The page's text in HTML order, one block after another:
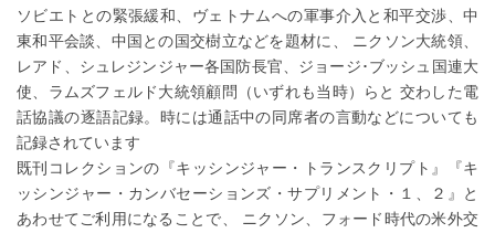
ソビエトとの緊張緩和、ヴェトナムへの軍事介入と和平交渉、中
東和平会談、中国との国交樹立などを題材に、 ニクソン大統領、
レアド、シュレジンジャー各国防長官、ジョージ･ブッシュ国連大
使、ラムズフェルド大統領顧問（いずれも当時）らと 交わした電
話協議の逐語記録。時には通話中の同席者の言動などについても
記録されています
既刊コレクションの『キッシンジャー・トランスクリプト』『キ
ッシンジャー・カンバセーションズ・サプリメント・１、２』と
あわせてご利用になることで、 ニクソン、フォード時代の米外交